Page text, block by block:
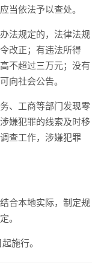
当依法予以查处。
法规定的，法律法规
改正；有违法所得
不超过三万元；没有
向社会公告。
、工商等部门发现零
嫌犯罪的线索及时移
查工作，涉嫌犯罪
合本地实际，制定规
。
施行。